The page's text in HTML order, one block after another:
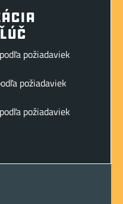
požiadaviek
požiadaviek
požiadaviek